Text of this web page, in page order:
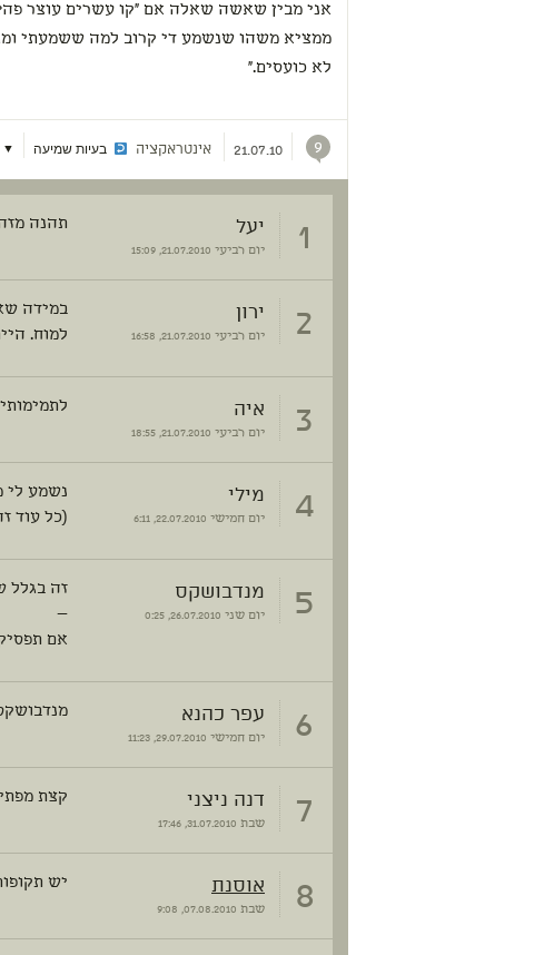
אני מבין שאשה שאלה אם "קו עשרים עוצר
ממציא משהו שנשמע די קרוב למה ששמעתי
לא כועסים."
9
21.07.10 אינטראקציה בעיות שמיעה ▼
1 יעל
יום רביעי
תהנה
2 ירון
יום רביעי
במידה
למוח.
3 איה
יום רביעי
4 מילי
יום חמישי
נשמע לי
(כל עוד
5 מנדבושקס
יום שני
זה בגלל
—
אם
6 עפר כהנא
יום חמישי
7 דנה ניצני
שבת
קצת
8 אוסנת
שבת
יש